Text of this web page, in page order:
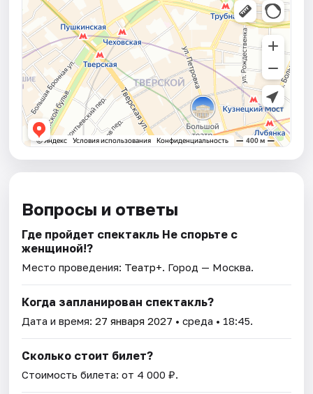
Вопросы и ответы
Где пройдет спектакль Не спорьте с
женщиной!?
Место проведения: Театр+. Город — Москва.
Когда запланирован спектакль?
Дата и время:27 января 2027 • среда • 18:45.
Сколько стоит билет?
Стоимость билета: от 4 000 ₽.